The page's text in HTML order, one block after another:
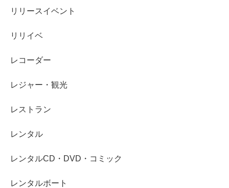
リリースイベント
リリイベ
レコーダー
レジャー・観光
レストラン
レンタル
レンタルCD・DVD・コミック
レンタルボート